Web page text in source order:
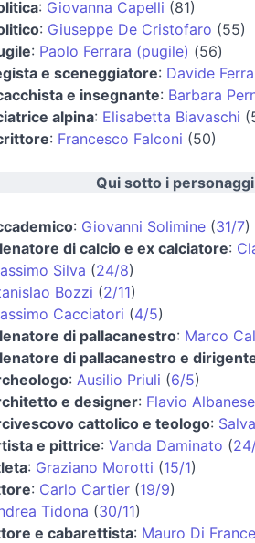
: Giovanna Capelli (81)
: Giuseppe De Cristofaro (55)
: Paolo Ferrara (pugile) (56)
e sceneggiatore: Davide
e insegnante: Barbara
alpina: Elisabetta Biavaschi
: Francesco Falconi (50)
Qui sotto i
: Giovanni Solimine(31/7)
di calcio e ex calciatore:
Silva (24/8)
Bozzi (2/11)
Cacciatori (4/5)
di pallacanestro: Marco
di pallacanestro e
: Ausilio Priuli (6/5)
e designer: Flavio Albanese
cattolico e teologo:
e pittrice: Vanda Daminato (
: Graziano Morotti (15/1)
: Carlo Cartier(19/9)
Tidona (30/11)
e cabarettista: Mauro Di